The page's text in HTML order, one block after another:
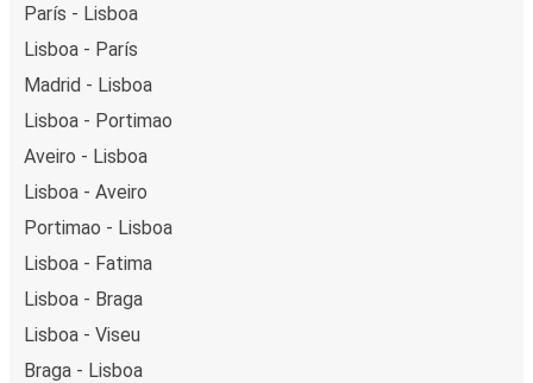
París - Lisboa
Lisboa - París
Madrid - Lisboa
Lisboa - Portimao
Aveiro - Lisboa
Lisboa - Aveiro
Portimao - Lisboa
Lisboa - Fatima
Lisboa - Braga
Lisboa - Viseu
Braga - Lisboa